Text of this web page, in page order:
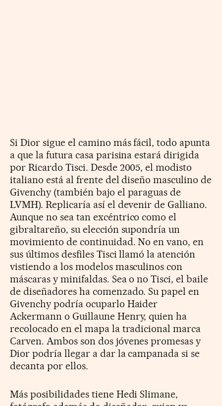
Si Dior sigue el camino más fácil, todo apunta
a que la futura casa parisina estará dirigida
por Ricardo Tisci. Desde 2005, el modisto
italiano está al frente del diseño masculino de
Givenchy (también bajo el paraguas de
LVMH). Replicaría así el devenir de Galliano.
Aunque no sea tan excéntrico como el
gibraltareño, su elección supondría un
movimiento de continuidad. No en vano, en
sus últimos desfiles Tisci llamó la atención
vistiendo a los modelos masculinos con
máscaras y minifaldas. Sea o no Tisci, el baile
de diseñadores ha comenzado. Su papel en
Givenchy podría ocuparlo Haider
Ackermann o Guillaune Henry, quien ha
recolocado en el mapa la tradicional marca
Carven. Ambos son dos jóvenes promesas y
Dior podría llegar a dar la campanada si se
decanta por ellos.
Más posibilidades tiene Hedi Slimane,